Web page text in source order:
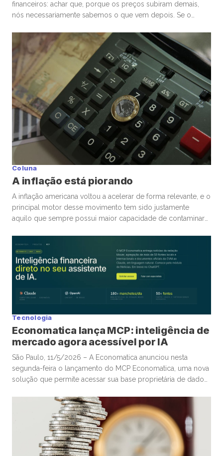
financeiros: achar que, porque os preços subiram demais,
nós necessariamente sabemos o que vem depois. Se o
talvez ainda mais perigoso seja ter certeza absoluta,
independentemente de ele estar ou não. Nas últimas
semanas, vimos movimentos impressionantes. […]
Coluna
A inflação está piorando
A inflação americana voltou a acelerar de forma relevante, e o
principal motor desse movimento tem sido justamente
aquilo que sempre possui maior capacidade de contaminar
de Ormuz trouxe novamente para o centro da discussão um
tema que […]
Tecnologia
Economatica lança MCP: inteligência de
mercado agora acessível por IA
São Paulo, 11/5/2026 – A Economatica anunciou nesta
segunda-feira o lançamento do MCP Economatica, uma nova
solução que permite acessar sua base proprietária de dados
Inteligência Artificial. A ferramenta, baseada no Model Context
Protocol (MCP), possibilita que clientes consultem dados de
mercado em linguagem natural diretamente […]